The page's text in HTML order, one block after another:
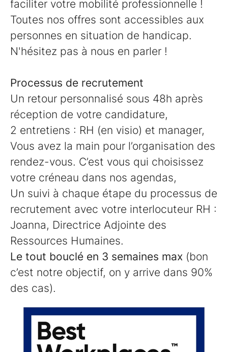
faciliter votre mobilité professionnelle !
Toutes nos offres sont accessibles aux
personnes en situation de handicap.
N'hésitez pas à nous en parler !
Processus de recrutement
Un retour personnalisé sous 48h après
réception de votre candidature,
2 entretiens : RH (en visio) et manager,
Vous avez la main pour l’organisation des
rendez-vous. C’est vous qui choisissez
votre créneau dans nos agendas,
Un suivi à chaque étape du processus de
recrutement avec votre interlocuteur RH :
Joanna, Directrice Adjointe des
Ressources Humaines.
Le tout bouclé en 3 semaines max (bon
c’est notre objectif, on y arrive dans 90%
des cas).